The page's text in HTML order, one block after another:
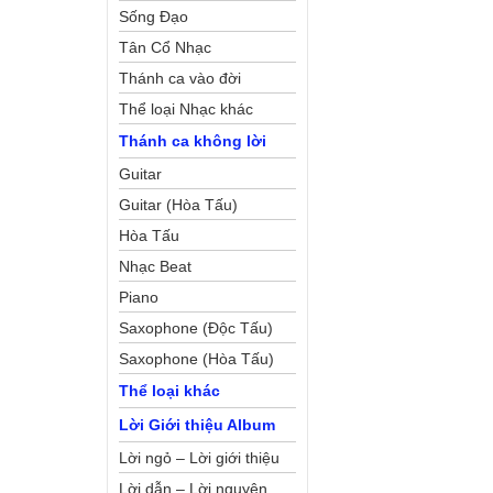
Sống Đạo
Tân Cổ Nhạc
Thánh ca vào đời
Thể loại Nhạc khác
Thánh ca không lời
Guitar
Guitar (Hòa Tấu)
Hòa Tấu
Nhạc Beat
Piano
Saxophone (Độc Tấu)
Saxophone (Hòa Tấu)
Thể loại khác
Lời Giới thiệu Album
Lời ngỏ – Lời giới thiệu
Lời dẫn – Lời nguyện